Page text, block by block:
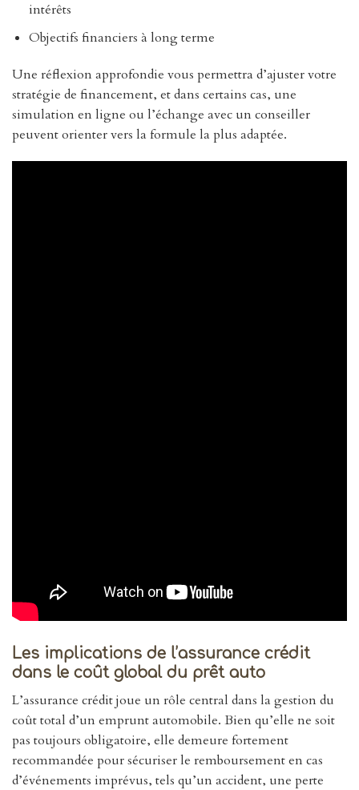
intérêts
Objectifs financiers à long terme
Une réflexion approfondie vous permettra d’ajuster votre
stratégie de financement, et dans certains cas, une
simulation en ligne ou l’échange avec un conseiller
peuvent orienter vers la formule la plus adaptée.
Les implications de l’assurance crédit
dans le coût global du prêt auto
L’assurance crédit joue un rôle central dans la gestion du
coût total d’un emprunt automobile. Bien qu’elle ne soit
pas toujours obligatoire, elle demeure fortement
recommandée pour sécuriser le remboursement en cas
d’événements imprévus, tels qu’un accident, une perte